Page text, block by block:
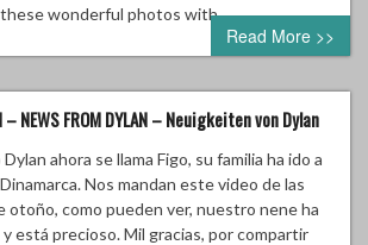
these wonderful photos with…
Read More >>
– NEWS FROM DYLAN – Neuigkeiten von Dylan
ahora se llama Figo, su familia ha ido a
Nos mandan este video de las
otoño, como pueden ver, nuestro nene ha
está precioso. Mil gracias, por compartir